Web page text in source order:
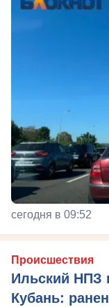
сегодня в 09:52
Происшествия
Ильский НПЗ
Кубань: